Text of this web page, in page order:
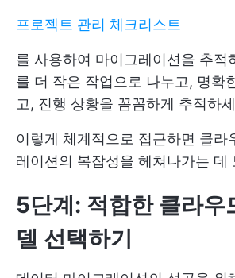
프로젝트 관리 체크리스트
를 사용하여 마이그레이션을 추적
를 더 작은 작업으로 나누고, 명확
고, 진행 상황을 꼼꼼하게 추적하
이렇게 체계적으로 접근하면 클라
레이션의 복잡성을 헤쳐나가는 데
5단계: 적합한 클라우
델 선택하기